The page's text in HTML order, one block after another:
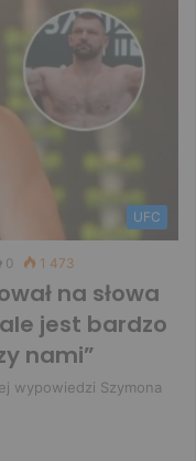
UFC
0 1 473
na słowa
ale jest bardzo
nami”
wypowiedzi Szymona